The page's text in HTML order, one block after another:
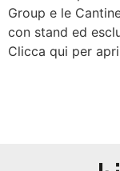
Group e le
con stand ed
Clicca qui per